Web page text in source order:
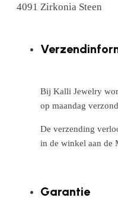
4091 Zirkonia Steen
Bij Kalli Jewelry
op maandag
De verzending
in de winkel aan de
Garantie